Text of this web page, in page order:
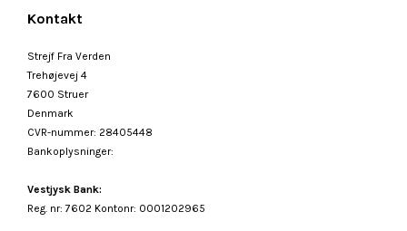
Kontakt
Strejf Fra Verden
Trehøjevej 4
7600 Struer
Denmark
CVR-nummer: 28405448
Bankoplysninger:
Vestjysk Bank:
Reg. nr: 7602 Kontonr: 0001202965